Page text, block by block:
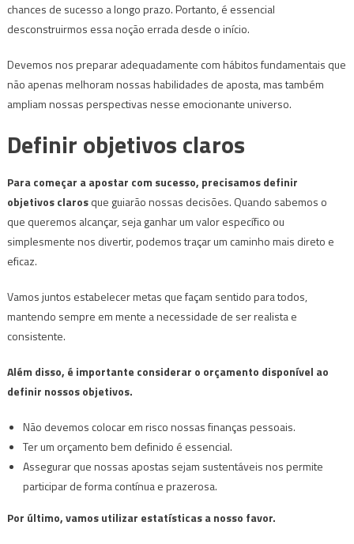
chances de sucesso a longo prazo. Portanto, é essencial
desconstruirmos essa noção errada desde o início.
Devemos nos preparar adequadamente com hábitos fundamentais que
não apenas melhoram nossas habilidades de aposta, mas também
ampliam nossas perspectivas nesse emocionante universo.
Definir objetivos claros
Para começar a apostar com sucesso, precisamos definir
objetivos clarosque guiarão nossas decisões. Quando sabemos o
que queremos alcançar, seja ganhar um valor específico ou
simplesmente nos divertir, podemos traçar um caminho mais direto e
eficaz.
Vamos juntos estabelecer metas que façam sentido para todos,
mantendo sempre em mente a necessidade de ser realista e
consistente.
Além disso, é importante considerar o orçamento disponível ao
definir nossos objetivos.
Não devemos colocar em risco nossas finanças pessoais.
Ter um orçamento bem definido é essencial.
Assegurar que nossas apostas sejam sustentáveis nos permite
participar de forma contínua e prazerosa.
Por último, vamos utilizar estatísticas a nosso favor.